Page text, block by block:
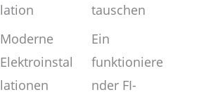
lation
Moderne
Elektroinstal
lationen
tauschen
Ein
funktioniere
nder FI-